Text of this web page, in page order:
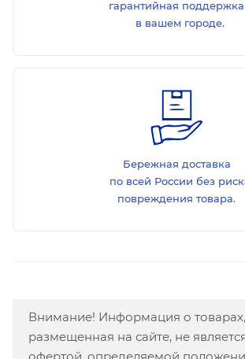
гарантийная поддержка
в вашем городе.
Бережная доставка
по всей России без
повреждения товара.
Внимание! Информация о товарах,
размещенная на сайте, не